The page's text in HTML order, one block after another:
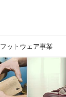
フットウェア事業
YOUTUBE